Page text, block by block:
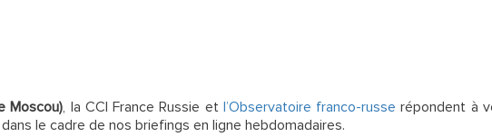
Moscou), la CCI France Russie et l’Observatoire franco-russe répondent à
le cadre de nos briefings en ligne hebdomadaires.